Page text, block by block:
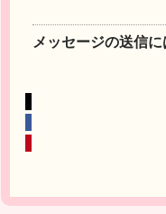
メッセージの送信に